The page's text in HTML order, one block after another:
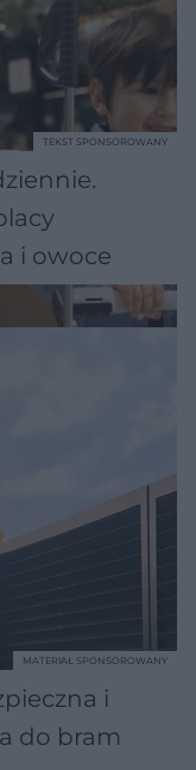
i owoce
TEKST SPONSOROWANY
i
do bram
MATERIAŁ SPONSOROWANY